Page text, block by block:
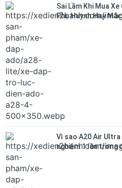
Sai Lầm Khi Mua
Phụ Huynh Hay Mắc
Vì sao A20 Air
nghiệm 1 lần trong